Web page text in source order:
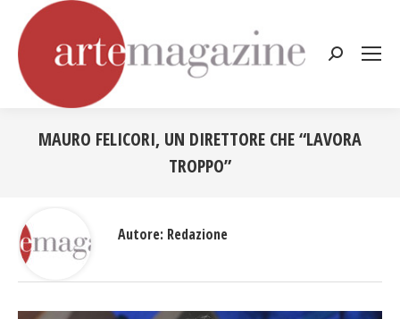
Cerca:
MAURO FELICORI, UN DIRETTORE CHE “LAVORA
TROPPO”
Autore: Redazione